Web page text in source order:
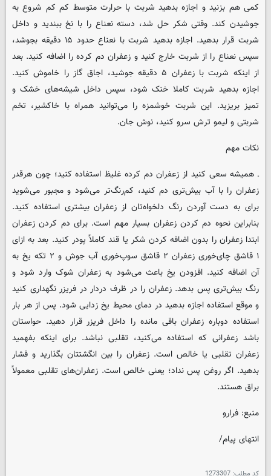
کمی هم بزنید و اجازه بدهید شربت با حرارت متوسط کم کم شروع به
جوشیدن کند. وقتی شکر حل شد، دسته نعناع را با نخ ببندید و داخل
شربت قرار بدهید. اجازه بدهید شربت با نعناع حدود ۱۵ دقیقه بجوشد،
سپس نعناع را از شربت خارج کنید و زعفران دم کرده را اضافه کنید. بعد
از اینکه شربت با زعفران ۵ دقیقه جوشید، اجاق گاز را خاموش کنید.
اجازه بدهید شربت کاملا خنک شود، سپس داخل شیشه‌های خشک و
تمیز بریزید. این شربت خوشمزه را می‌توانید همراه با خاکشیر، تخم
شربتی و لیمو ترش سرو کنید، نوش جان.
نکات مهم
ـ همیشه سعی کنید از زعفران دم کرده غلیظ استفاده کنید؛ چون هرقدر
زعفران را با آب بیش‌تری دم کنید، کم‌رنگ‌تر می‌شود و مجبور می‌شوید
برای به دست آوردن رنگ دلخواه‌تان از زعفران بیشتری استفاده کنید.
بنابراین نحوه دم کردن زعفران بسیار مهم است. برای دم کردن زعفران
ابتدا زعفران را بدون اضافه کردن شکر یا قند کاملاً پودر کنید. بعد به ازای
۱ قاشق چای‌خوری زعفران ۲ قاشق سوپ‌خوری آب جوش و ۲ تکه یخ به
آن اضافه کنید. افزودن یخ باعث می‌شود به زعفران شوک وارد شود و
رنگ بیش‌تری پس بدهد. زعفران را در ظرف دردار در فریزر نگهداری کنید
و موقع استفاده اجازه بدهید در دمای محیط یخ زدایی شود. پس از هر بار
استفاده دوباره زعفران باقی مانده را داخل فریزر قرار دهید. حواستان
باشد زعفرانی که استفاده می‌کنید، تقلبی نباشد. برای اینکه بفهمید
زعفران تقلبی یا خالص است. زعفران را بین انگشتتان بگذارید و فشار
بدهید. اگر روغن پس نداد؛ یعنی خالص است. زعفران‌های تقلبی معمولاً
براق هستند.
منبع: فرارو
انتهای پیام/
کد مطلب: 1273307